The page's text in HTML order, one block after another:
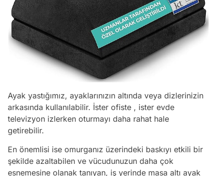
Ayak yastığımız, ayaklarınızın altında veya dizlerinizin
arkasında kullanılabilir. İster ofiste , ister evde
televizyon izlerken oturmayı daha rahat hale
getirebilir.
En önemlisi ise omurganız üzerindeki baskıyı etkili bir
şekilde azaltabilen ve vücudunuzun daha çok
esnemesine olanak tanıyan, iş yerinde masa altı ayak